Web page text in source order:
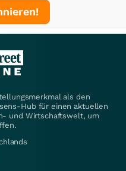
als den
Hub für einen aktuellen
und Wirtschaftswelt, um